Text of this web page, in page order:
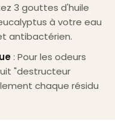
3 gouttes d'huile
à votre eau
antibactérien.
: Pour les odeurs
"destructeur
chaque résidu